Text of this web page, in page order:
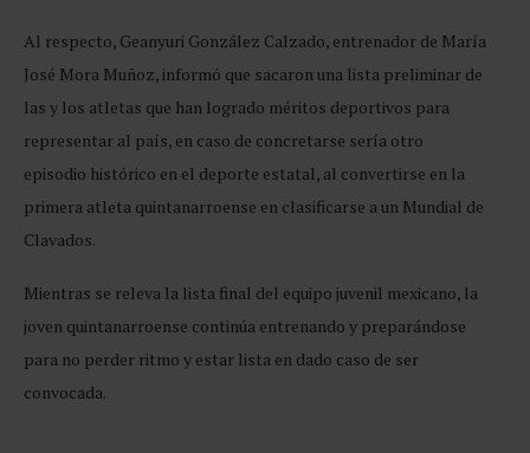
Al respecto, Geanyuri González Calzado, entrenador de María
José Mora Muñoz, informó que sacaron una lista preliminar de
las y los atletas que han logrado méritos deportivos para
representar al país, en caso de concretarse sería otro
episodio histórico en el deporte estatal, al convertirse en la
primera atleta quintanarroense en clasificarse a un Mundial de
Clavados.
Mientras se releva la lista final del equipo juvenil mexicano, la
joven quintanarroense continúa entrenando y preparándose
para no perder ritmo y estar lista en dado caso de ser
convocada.